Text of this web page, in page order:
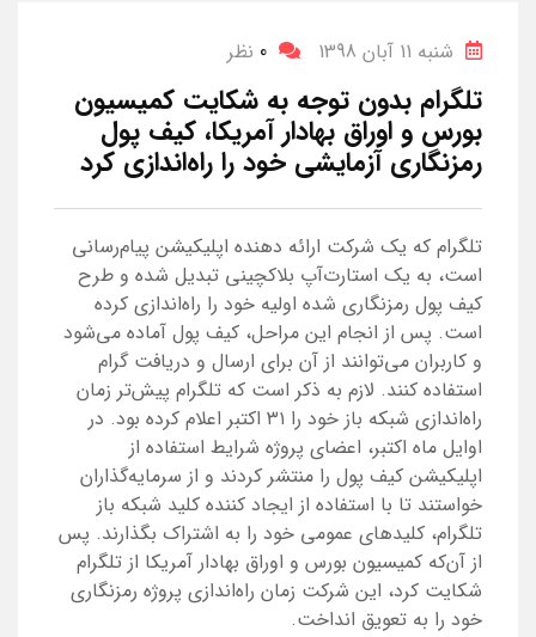
شنبه 11 آبان 1398 0 نظر
تلگرام بدون توجه به شکایت کمیسیون
بورس و اوراق بهادار آمریکا، کیف پول
رمزنگاری آزمایشی خود را راه‌اندازی کرد
تلگرام که یک شرکت ارائه دهنده اپلیکیشن پیام‌رسانی
است، به یک استارت‌آپ بلاکچینی تبدیل شده و طرح
کیف پول رمزنگاری شده اولیه خود را راه‌اندازی کرده
است. پس از انجام این مراحل، کیف پول آماده می‌شود
و کاربران می‌توانند از آن برای ارسال و دریافت گرام
استفاده کنند. لازم به ذکر است که تلگرام پیش‌تر زمان
راه‌اندازی شبکه باز خود را ۳۱ اکتبر اعلام کرده بود. در
اوایل ماه اکتبر، اعضای پروژه شرایط استفاده از
اپلیکیشن کیف پول را منتشر کردند و از سرمایه‌گذاران
خواستند تا با استفاده از ایجاد کننده کلید شبکه باز
تلگرام، کلیدهای عمومی خود را به اشتراک بگذارند. پس
از آن‌که کمیسیون بورس و اوراق بهادار آمریکا از تلگرام
شکایت کرد، این شرکت زمان راه‌اندازی پروژه رمزنگاری
خود را به تعویق انداخت.